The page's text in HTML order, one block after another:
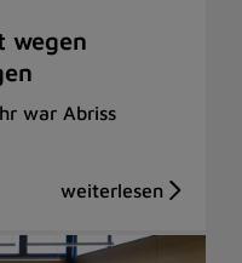
wegen
war Abriss